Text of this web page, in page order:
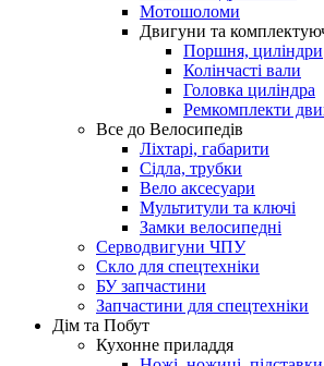
Мотошоломи
Двигуни та
Поршня, циліндри
Колінчасті вали
Головка циліндра
Ремкомплекти
Все до Велосипедів
Ліхтарі, габарити
Сідла, трубки
Вело аксесуари
Мультитули та ключі
Замки велосипедні
Серводвигуни ЧПУ
Скло для спецтехніки
БУ запчастини
Запчастини для спецтехніки
Дім та Побут
Кухонне приладдя